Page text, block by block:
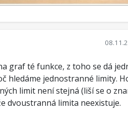
graf té funkce, z toho se dá
hledáme jednostranné limity.
limit není stejná (liší se o
dvoustranná limita neexistuje.